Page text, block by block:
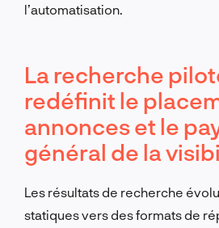
l’automatisation.
La recherche
redéfinit le
annonces et le
général de la
Les résultats de recherche
statiques vers des formats de